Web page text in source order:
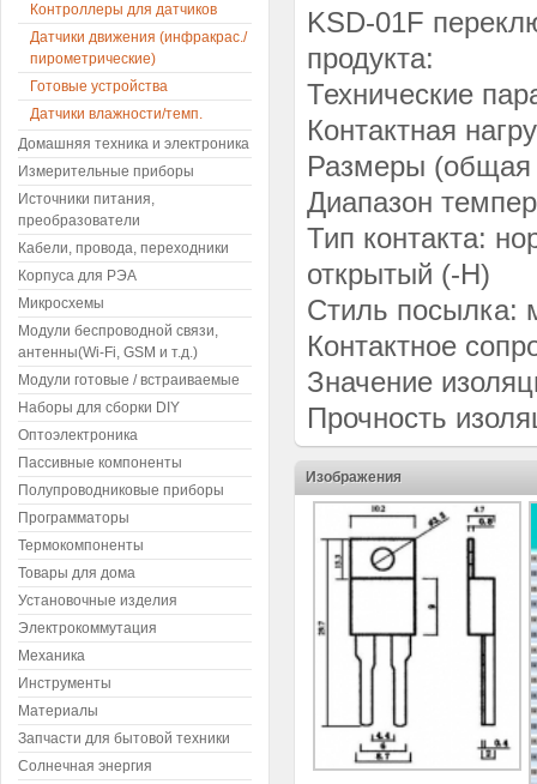
KSD-01F
продукта:
Технические
Контактная
Размеры
Диапазон
Тип контакта:
открытый (-H)
Стиль посылка:
Контактное
Значение
Прочность
Изображения
Контроллеры для датчиков
Датчики движения (инфракрас./
пирометрические)
Готовые устройства
Датчики влажности/темп.
Домашняя техника и электроника
Измерительные приборы
Источники питания,
преобразователи
Кабели, провода, переходники
Корпуса для РЭА
Микросхемы
Модули беспроводной связи,
антенны(Wi-Fi, GSM и т.д.)
Модули готовые / встраиваемые
Наборы для сборки DIY
Оптоэлектроника
Пассивные компоненты
Полупроводниковые приборы
Программаторы
Термокомпоненты
Товары для дома
Установочные изделия
Электрокоммутация
Механика
Инструменты
Материалы
Запчасти для бытовой техники
Солнечная энергия